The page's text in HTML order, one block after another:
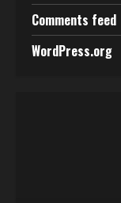
Comments feed
WordPress.org